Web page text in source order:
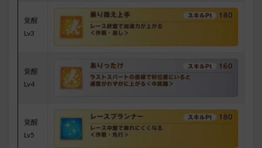
覚醒
Lv3
覚醒
Lv4
覚醒
Lv5